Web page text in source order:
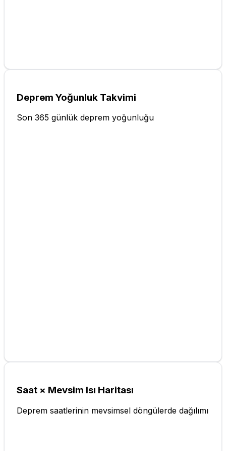
Deprem Yoğunluk Takvimi
Son 365 günlük deprem yoğunluğu
Saat × Mevsim Isı Haritası
Deprem saatlerinin mevsimsel döngülerde dağılımı